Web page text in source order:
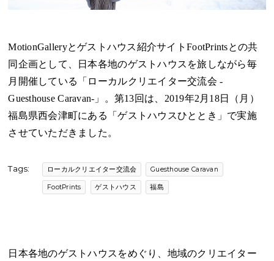
MotionGalleryとゲストハウス紹介サイトFootPrintsとの共
同企画として、日本各地のゲストハウスを旅しながら毎
月開催している「ローカルクリエイター交流会 -
Guesthouse Caravan-」。第13回は、2019年2月18日（月）
福島県西会津町にある「ゲストハウスひととき」で実施
させていただきました。
Tags: ローカルクリエイター交流会 Guesthouse Caravan
FootPrints ゲストハウス 福島
日本各地のゲストハウスをめぐり、地域のクリエイター